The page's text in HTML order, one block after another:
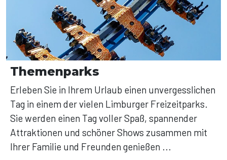
Themenparks
Erleben Sie in Ihrem Urlaub einen unvergesslichen
Tag in einem der vielen Limburger Freizeitparks.
Sie werden einen Tag voller Spaß, spannender
Attraktionen und schöner Shows zusammen mit
Ihrer Familie und Freunden genießen ...